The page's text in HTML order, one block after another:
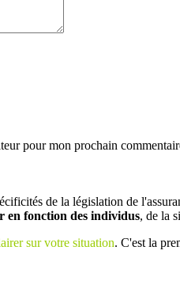
pour mon prochain
de la législation de
en fonction des individus, de la
sur votre situation. C'est la